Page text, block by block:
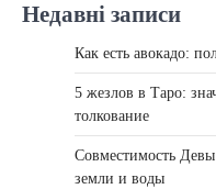
Недавні записи
Как есть авокадо:
5 жезлов в Таро:
толкование
Совместимость
земли и воды